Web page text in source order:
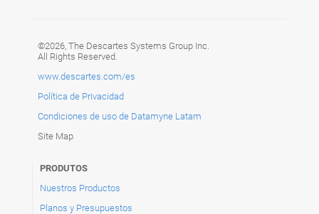
©2026, The Descartes Systems Group Inc.
All Rights Reserved.
www.descartes.com/es
Política de Privacidad
Condiciones de uso de Datamyne Latam
Site Map
PRODUTOS
Nuestros Productos
Planos y Presupuestos